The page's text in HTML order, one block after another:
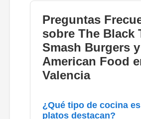
Preguntas
sobre The Black
Smash Burgers y
American Food
Valencia
¿Qué tipo de cocina
platos destacan?